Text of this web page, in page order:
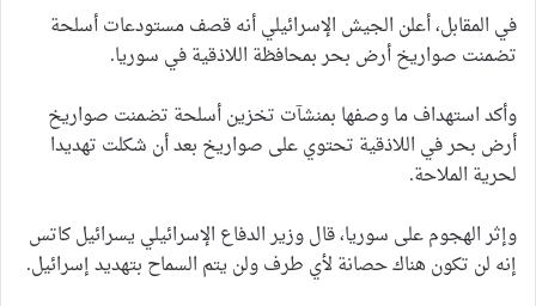
في المقابل، أعلن الجيش الإسرائيلي أنه قصف مستودعات أسلحة
تضمنت صواريخ أرض بحر بمحافظة اللاذقية في سوريا.
وأكد استهداف ما وصفها بمنشآت تخزين أسلحة تضمنت صواريخ
أرض بحر في اللاذقية تحتوي على صواريخ بعد أن شكلت تهديدا
لحرية الملاحة.
وإثر الهجوم على سوريا، قال وزير الدفاع الإسرائيلي يسرائيل كاتس
إنه لن تكون هناك حصانة لأي طرف ولن يتم السماح بتهديد إسرائيل.